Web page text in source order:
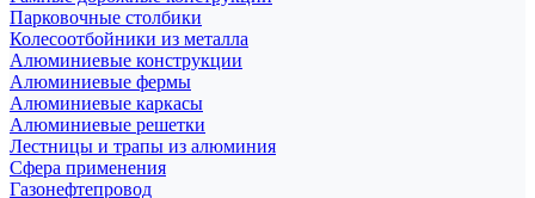
Парковочные столбики
Колесоотбойники из металла
Алюминиевые конструкции
Алюминиевые фермы
Алюминиевые каркасы
Алюминиевые решетки
Лестницы и трапы из алюминия
Сфера применения
Газонефтепровод